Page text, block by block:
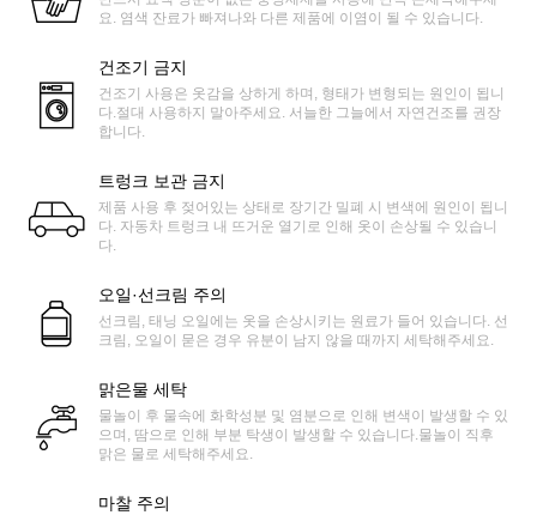
요. 염색 잔료가 빠져나와 다른 제품에 이염이 될 수 있습니다.
건조기 금지
건조기 사용은 옷감을 상하게 하며, 형태가 변형되는 원인이 됩니
다.절대 사용하지 말아주세요. 서늘한 그늘에서 자연건조를 권장
합니다.
트렁크 보관 금지
제품 사용 후 젖어있는 상태로 장기간 밀폐 시 변색에 원인이 됩니
다. 자동차 트렁크 내 뜨거운 열기로 인해 옷이 손상될 수 있습니
다.
오일·선크림 주의
선크림, 태닝 오일에는 옷을 손상시키는 원료가 들어 있습니다. 선
크림, 오일이 묻은 경우 유분이 남지 않을 때까지 세탁해주세요.
맑은물 세탁
물놀이 후 물속에 화학성분 및 염분으로 인해 변색이 발생할 수 있
으며, 땀으로 인해 부분 탁생이 발생할 수 있습니다.물놀이 직후
맑은 물로 세탁해주세요.
마찰 주의